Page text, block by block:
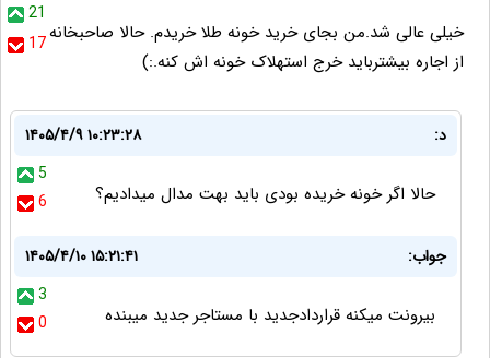
21
17خیلی عالی شد.من بجای خرید خونه طلا خریدم. حالا صاحبخانه
از اجاره بیشترباید خرج استهلاک خونه اش کنه.:)
د:
۱۴۰۵/۴/۹ ۱۰:۲۳:۲۸
5
6
حالا اگر خونه خریده بودی باید بهت مدال میدادیم؟
جواب:
۱۴۰۵/۴/۱۰ ۱۵:۲۱:۴۱
3
0
بیرونت میکنه قراردادجدید با مستاجر جدید میبنده